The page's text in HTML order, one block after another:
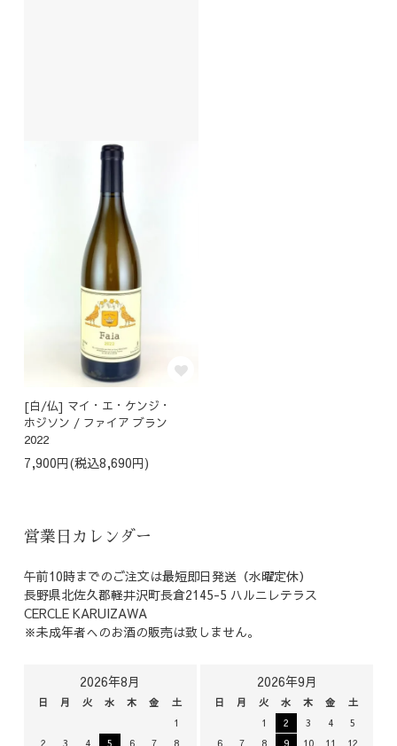
[白/仏] マイ・エ・ケンジ・
ホジソン / ファイア ブラン
2022
7,900円(税込8,690円)
営業日カレンダー
午前10時までのご注文は最短即日発送（水曜定休）
長野県北佐久郡軽井沢町長倉2145-5 ハルニレテラス
CERCLE KARUIZAWA
※未成年者へのお酒の販売は致しません。
2026年8月
日 月 火 水 木 金
土
1
2
3 4 5 6 7 8
2026年9月
日 月 火 水 木 金
土
1
2 3 4
5
6
7 8 9 10 11 12